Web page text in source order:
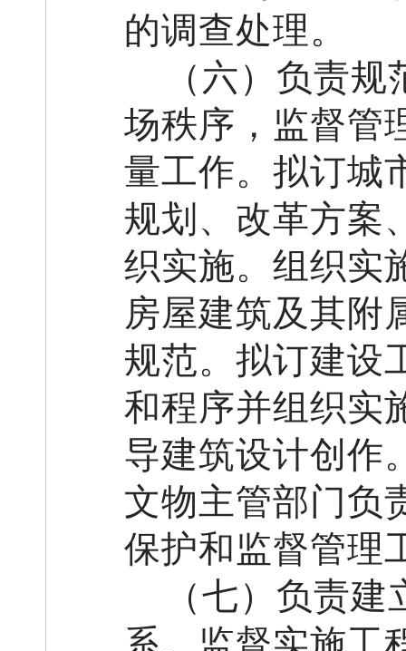
的调查处理。
（ 六）负责规
场秩序， 监督管
量工作。 拟订城
规划 、 改革方案
织实施。组织实
房屋建筑及其附
规范。 拟订建设
和程序并组织实
导建筑设计创作
文物主管部门负
保护和监督管理
（七）负责建